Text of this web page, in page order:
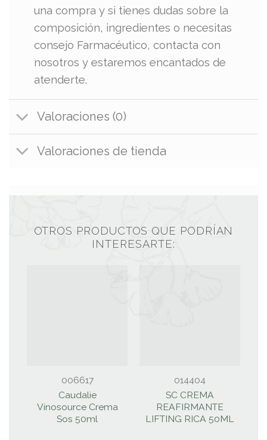
una compra y si tienes dudas sobre la
composición, ingredientes o necesitas
consejo Farmacéutico, contacta con
nosotros y estaremos encantados de
atenderte.
Valoraciones (0)
Valoraciones de tienda
OTROS PRODUCTOS QUE PODRÍAN
INTERESARTE:
006617
Caudalie
Vinosource Crema
Sos 50ml
014404
SC CREMA
REAFIRMANTE
LIFTING RICA 50ML